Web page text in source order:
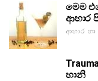
මෙම
ආහාර
ආහාර
හානි